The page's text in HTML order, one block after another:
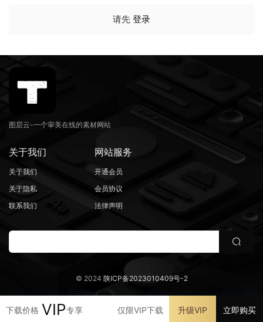
下载价格 VIP专享 仅限VIP下载 升级VIP 立即购买
请先 登录
图层云-一个审美在线的素材网站
关于我们
关于我们
关于隐私
联系我们
网站服务
开通会员
会员协议
法律声明
© 2024 陕ICP备2023010409号-2
首页 VIP 我的